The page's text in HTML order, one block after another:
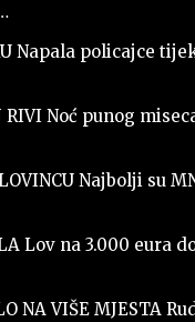
Napala policajce
RIVI Noć punog
Najbolji su
Lov na 3.000 eura
NA VIŠE MJESTA